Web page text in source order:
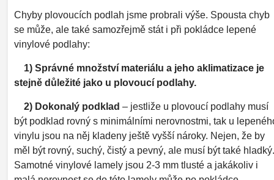
Chyby plovoucích podlah jsme probrali výše. Spousta chyb
se může, ale také samozřejmě stát i při pokládce lepené
vinylové podlahy:
1) Správné množství materiálu a jeho aklimatizace je
stejně důležité jako u plovoucí podlahy.
2) Dokonalý podklad – jestliže u plovoucí podlahy musí
být podklad rovný s minimálními nerovnostmi, tak u
vinylu jsou na něj kladeny ještě vyšší nároky. Nejen, že by
měl být rovný, suchý, čistý a pevný, ale musí být také hladký.
Samotné vinylové lamely jsou 2-3 mm tlusté a jakákoliv i